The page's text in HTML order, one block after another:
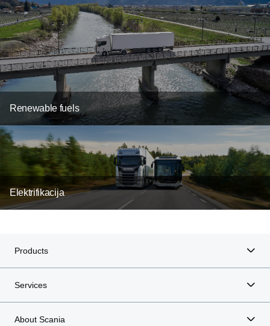
Renewable fuels
Elektrifikacija
Products
Services
About Scania